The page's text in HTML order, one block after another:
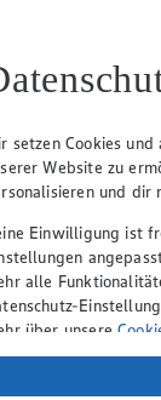
Prospekt
deines
an.
Ansehen
setzen Cookies
Website zu
und
Einwilligung ist
alle
über unsere
deiner